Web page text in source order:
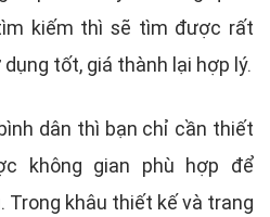
kiếm thì sẽ tìm được rất
tốt, giá thành lại hợp lý.
dân thì bạn chỉ cần thiết
không gian phù hợp để
khâu thiết kế và trang